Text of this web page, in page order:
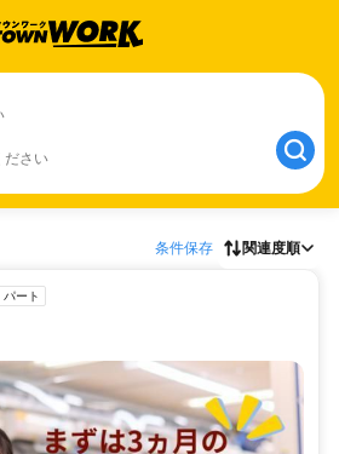
ださい
条件保存 関連度順
パート